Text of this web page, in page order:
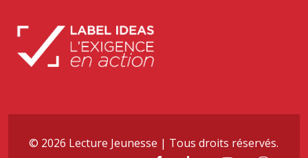
© 2026 Lecture Jeunesse | Tous droits réservés.